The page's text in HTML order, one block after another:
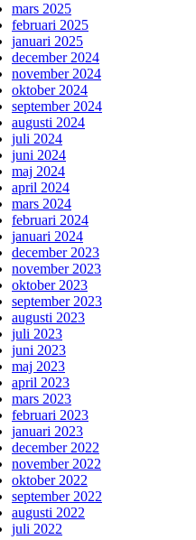
mars 2025
februari 2025
januari 2025
december 2024
november 2024
oktober 2024
september 2024
augusti 2024
juli 2024
juni 2024
maj 2024
april 2024
mars 2024
februari 2024
januari 2024
december 2023
november 2023
oktober 2023
september 2023
augusti 2023
juli 2023
juni 2023
maj 2023
april 2023
mars 2023
februari 2023
januari 2023
december 2022
november 2022
oktober 2022
september 2022
augusti 2022
juli 2022